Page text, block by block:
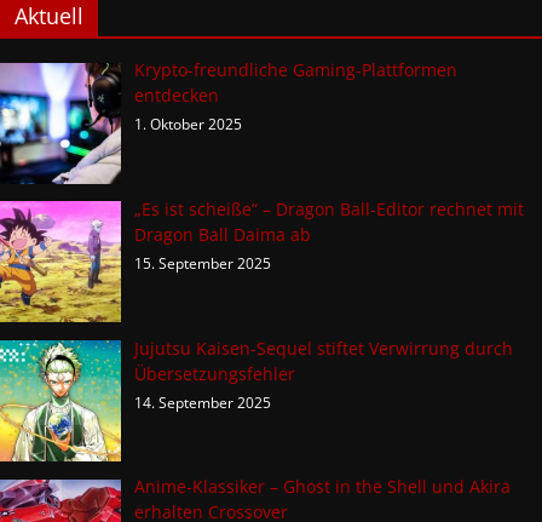
Aktuell
Krypto-freundliche Gaming-Plattformen
entdecken
1. Oktober 2025
„Es ist scheiße“ – Dragon Ball-Editor rechnet mit
Dragon Ball Daima ab
15. September 2025
Jujutsu Kaisen-Sequel stiftet Verwirrung durch
Übersetzungsfehler
14. September 2025
Anime-Klassiker – Ghost in the Shell und Akira
erhalten Crossover